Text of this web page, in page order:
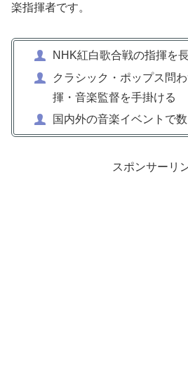
楽指揮者です。
NHK紅白歌合戦の指揮を
クラシック・ポップス問
揮・音楽監督を手掛ける
国内外の音楽イベントで
スポンサーリ